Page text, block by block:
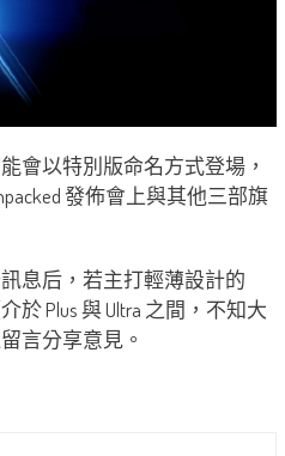
能會以特別版命名方式登場，
發佈會上與其他三部旗
息后，若主打輕薄設計的
介於 Plus 與 Ultra 之間，不知大
言分享意見。